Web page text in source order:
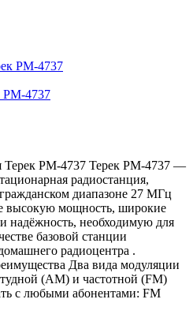
РМ-4737
Терек РМ-4737 Терек РМ-4737 —
радиостанция,
диапазоне 27 МГц
высокую мощность, широкие
надёжность, необходимую для
базовой станции
радиоцентра .
Два вида модуляции
(АМ) и частотной (FM)
с любыми абонентами: FM